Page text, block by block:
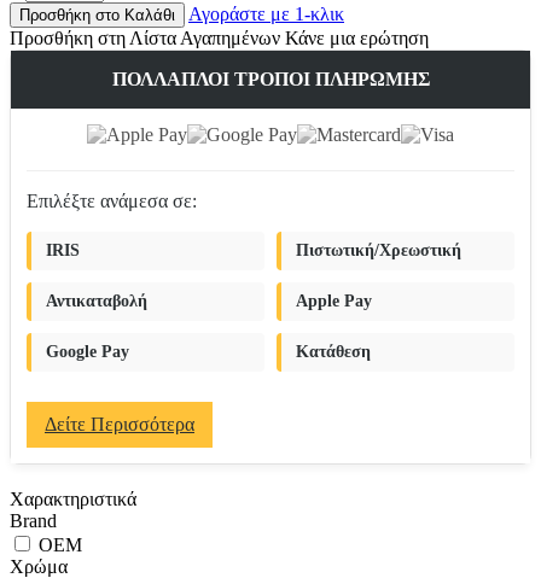
Προσθήκη στο Καλάθι
Αγοράστε με 1-κλικ
Προσθήκη στη Λίστα Αγαπημένων Κάνε μια ερώτηση
ΠΟΛΛΑΠΛΟΊ ΤΡΌΠΟΙ ΠΛΗΡΩΜΉΣ
Επιλέξτε ανάμεσα σε:
IRIS Πιστωτική/Χρεωστική
Αντικαταβολή Apple Pay
Google Pay Κατάθεση
Δείτε Περισσότερα
Χαρακτηριστικά
Brand
OEM
Χρώμα